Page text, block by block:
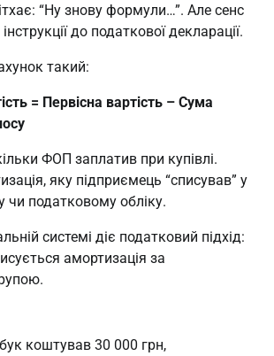
“Ну знову формули…”. Але сенс
до податкової декларації.
такий:
= Первісна вартість – Сума
ФОП заплатив при купівлі.
яку підприємець “списував” у
чи податковому обліку.
системі діє податковий підхід:
амортизація за
коштував 30 000 грн,